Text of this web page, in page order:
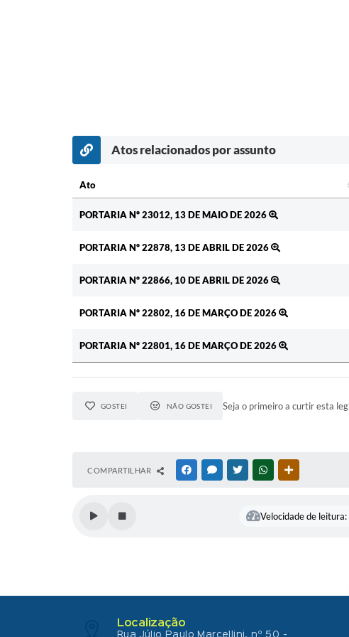
Atos relacionados por assunto
Ato
PORTARIA Nº 23012, 13 DE MAIO DE 2026
PORTARIA Nº 22878, 13 DE ABRIL DE 2026
PORTARIA Nº 22866, 10 DE ABRIL DE 2026
PORTARIA Nº 22802, 16 DE MARÇO DE 2026
PORTARIA Nº 22801, 16 DE MARÇO DE 2026
GOSTEI NÃO GOSTEI Seja o primeiro a curtir esta
COMPARTILHAR FACEBOOKMESSENGER
TWITTERWHATSAPP
Velocidade de leitura:
Localização
Rua Júlio Paulo Marcellini, nº 50 -